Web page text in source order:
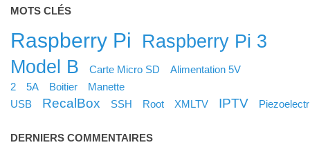
MOTS CLÉS
Raspberry Pi
Raspberry Pi 3
Model B
Carte Micro SD
Alimentation 5V
2
5A Boitier
Manette
USB
RecalBox SSH Root XMLTV IPTV
DERNIERS COMMENTAIRES